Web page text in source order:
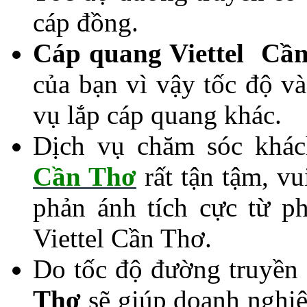
cáp đồng.
Cáp quang Viettel
của bạn vì vậy tốc độ
vụ lắp cáp quang khác.
Dịch vụ chăm sóc
Cần Thơ rất tận tậm,
phản ánh tích cực từ
Viettel Cần Thơ.
Do tốc độ đường
Thơ sẽ giúp doanh